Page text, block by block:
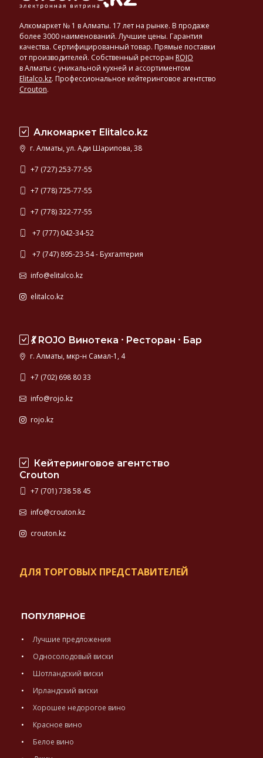
Алкомаркет № 1 в Алматы. 17 лет на рынке. В продаже
более 3000 наименований. Лучшие цены. Гарантия
качества. Сертифицированный товар. Прямые поставки
от производителей. Собственный ресторан ROJO
в Алматы с уникальной кухней и ассортиментом
Elitalco.kz. Профессиональное кейтеринговое агентство
Crouton.
Алкомаркет Elitalco.kz
г. Алматы, ул. Ади Шарипова, 38
+7 (727) 253-77-55
+7 (778) 725-77-55
+7 (778) 322-77-55
+7 (777) 042-34-52
+7 (747) 895-23-54 - Бухгалтерия
info@elitalco.kz
elitalco.kz
💃 ROJO Винотека ⸱ Ресторан ⸱ Бар
г. Алматы, мкр-н Самал-1, 4
+7 (702) 698 80 33
info@rojo.kz
rojo.kz
Кейтеринговое агентство
Crouton
+7 (701) 738 58 45
info@crouton.kz
crouton.kz
ДЛЯ ТОРГОВЫХ ПРЕДСТАВИТЕЛЕЙ
ПОПУЛЯРНОЕ
Лучшие предложения
Односолодовый виски
Шотландский виски
Ирландский виски
Хорошее недорогое вино
Красное вино
Белое вино